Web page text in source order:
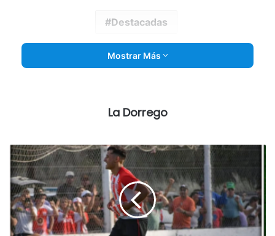
Destacadas
Mostrar Más
La Dorrego